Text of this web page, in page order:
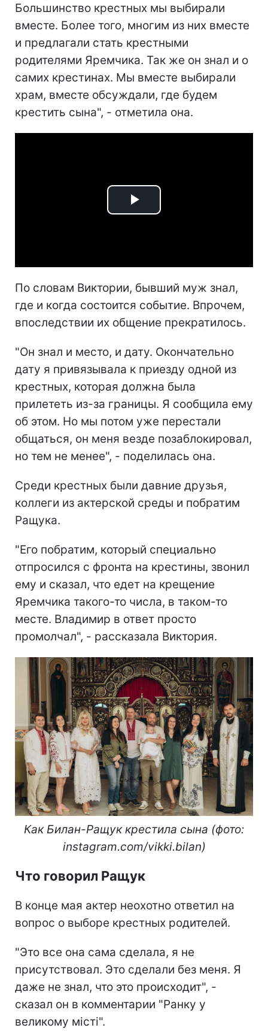
Большинство крестных мы выбирали
вместе. Более того, многим из них вместе
и предлагали стать крестными
родителями Яремчика. Так же он знал и о
самих крестинах. Мы вместе выбирали
храм, вместе обсуждали, где будем
крестить сына", - отметила она.
Play
По словам Виктории, бывший муж знал,
где и когда состоится событие. Впрочем,
впоследствии их общение прекратилось.
"Он знал и место, и дату. Окончательно
дату я привязывала к приезду одной из
крестных, которая должна была
прилететь из-за границы. Я сообщила ему
об этом. Но мы потом уже перестали
общаться, он меня везде позаблокировал,
но тем не менее", - поделилась она.
Среди крестных были давние друзья,
коллеги из актерской среды и побратим
Ращука.
"Его побратим, который специально
отпросился с фронта на крестины, звонил
ему и сказал, что едет на крещение
Яремчика такого-то числа, в таком-то
месте. Владимир в ответ просто
промолчал", - рассказала Виктория.
Как Билан-Ращук крестила сына (фото:
instagram.com/vikki.bilan)
Что говорил Ращук
В конце мая актер неохотно ответил на
вопрос о выборе крестных родителей.
"Это все она сама сделала, я не
присутствовал. Это сделали без меня. Я
даже не знал, что это происходит", -
сказал он в комментарии "Ранку у
великому місті".